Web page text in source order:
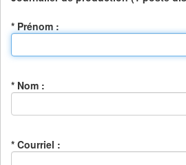
* Prénom :
* Nom :
* Courriel :